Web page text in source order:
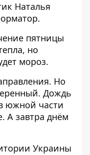
Наталья
.
пятницы
но
мороз.
Но
Дождь
южной части
А завтра днём
Украины